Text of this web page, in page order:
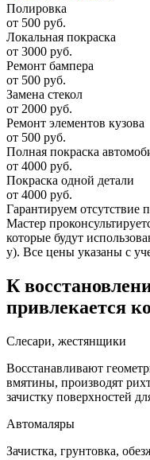
Полировка
от 500 руб.
Локальная покраска
от 3000 руб.
Ремонт бампера
от 500 руб.
Замена стекол
от 2000 руб.
Ремонт элементов кузова
от 500 руб.
Полная покраска
от 4000 руб.
Покраска одной детали
от 4000 руб.
Гарантируем
Мастер
которые будут
у). Все цены указаны с
К
привлекается
Слесари, жестянщики
Восстанавливают
вмятины, производят
зачистку поверхностей
Автомаляры
Зачистка, грунтовка,